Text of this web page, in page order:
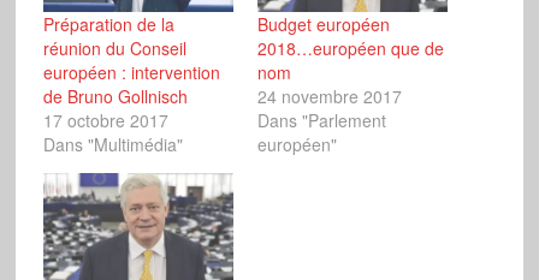
Préparation de la
réunion du Conseil
européen : intervention
de Bruno Gollnisch
17 octobre 2017
Dans "Multimédia"
Budget européen
2018…européen que de
nom
24 novembre 2017
Dans "Parlement
européen"